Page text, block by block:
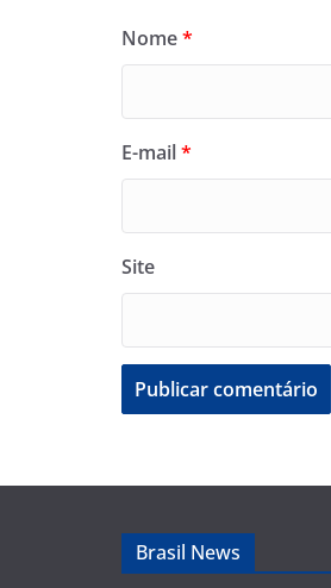
Nome*
E-mail*
Site
Brasil News